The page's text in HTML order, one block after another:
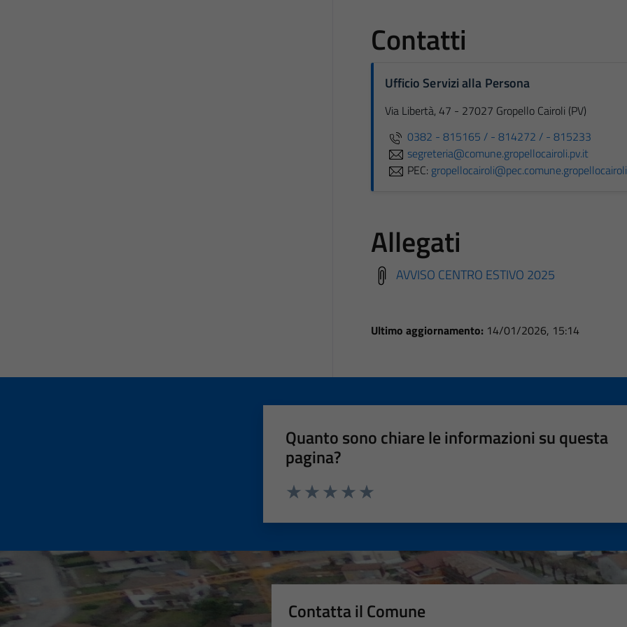
Contatti
Ufficio Servizi alla Persona
Via Libertà, 47 - 27027 Gropello Cairoli (PV)
0382 - 815165 / - 814272 / - 815233
segreteria@comune.gropellocairoli.pv.it
PEC:
Allegati
AVVISO CENTRO ESTIVO 2025
Ultimo aggiornamento: 14/01/2026, 15:14
Quanto sono chiare le informazioni su questa
pagina?
Contatta il Comune